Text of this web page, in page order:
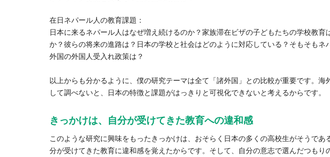
在日ネパール人の教育課題：
日本に来るネパール人はなぜ増え続けるのか？家族滞在ビザの子どもたちの学校教育
か？彼らの将来の進路は？日本の学校と社会はどのように対応している？そもそもネ
外国の外国人受入れ政策は？
以上からも分かるように、僕の研究テーマは全て「諸外国」との比較が重要です。海
して調べないと、日本の特徴と課題がはっきりと可視化できないと考えるからです。
きっかけは、自分が受けてきた教育への違和感
このような研究に興味をもったきっかけは、おそらく日本の多くの高校生がそうであ
分が受けてきた教育に違和感を覚えたからです。そして、自分の意志で選んだつもり